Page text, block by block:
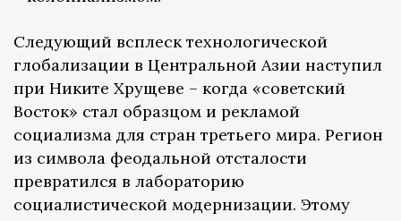
Следующий всплеск технологической
глобализации в Центральной Азии наступил
при Никите Хрущеве – когда «советский
Восток» стал образцом и рекламой
социализма для стран третьего мира. Регион
из символа феодальной отсталости
превратился в лабораторию
социалистической модернизации. Этому